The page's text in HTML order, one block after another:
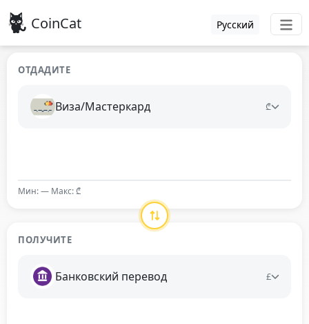
CoinCat Русский
ОТДАДИТЕ
Виза/Мастеркард ₾
Мин: — Макс: ₾
ПОЛУЧИТЕ
Банковский перевод £